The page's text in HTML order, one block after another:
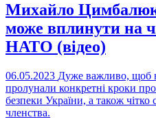
Михайло
може вплинути на
НАТО (відео)
06.05.2023 Дуже важливо, щоб
пролунали конкретні кроки
безпеки України, а також
членства.